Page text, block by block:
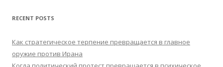
RECENT POSTS
Как стратегическое терпение превращается в главное
оружие против Ирана